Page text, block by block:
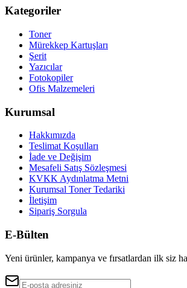
Kategoriler
Toner
Mürekkep Kartuşları
Şerit
Yazıcılar
Fotokopiler
Ofis Malzemeleri
Kurumsal
Hakkımızda
Teslimat Koşulları
İade ve Değişim
Mesafeli Satış Sözleşmesi
KVKK Aydınlatma Metni
Kurumsal Toner Tedariki
İletişim
Sipariş Sorgula
E-Bülten
Yeni ürünler, kampanya ve fırsatlardan ilk siz